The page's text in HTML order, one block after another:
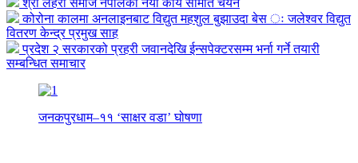
कोरोना कालमा अनलाइनबाट विद्युत महशुल बुझाउदा बेस ः जलेश्वर विद्युत
वितरण केन्द्र प्रमुख साह
प्रदेश २ सरकारको प्रहरी जवानदेखि ईन्सपेक्टरसम्म भर्ना गर्ने तयारी
सम्बन्धित समाचार
जनकपुरधाम–११ ‘साक्षर वडा’ घोषणा